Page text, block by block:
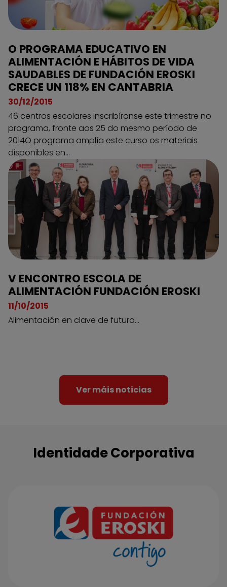
O PROGRAMA EDUCATIVO EN
ALIMENTACIÓN E HÁBITOS DE VIDA
SAUDABLES DE FUNDACIÓN EROSKI
CRECE UN 118% EN CANTABRIA
30/12/2015
46 centros escolares inscribíronse este trimestre no
programa, fronte aos 25 do mesmo período de
2014O programa amplía este curso os materiais
dispoñibles en...
V ENCONTRO ESCOLA DE
ALIMENTACIÓN FUNDACIÓN EROSKI
11/10/2015
Alimentación en clave de futuro...
Ver máis noticias
Identidade Corporativa